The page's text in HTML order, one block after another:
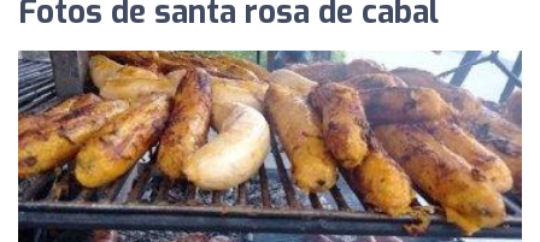
Fotos de santa rosa de cabal